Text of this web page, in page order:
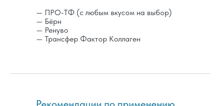
— ПРО-ТФ (с любым вкусом на выбор)
— Бёрн
— Ренуво
— Трансфер Фактор Коллаген